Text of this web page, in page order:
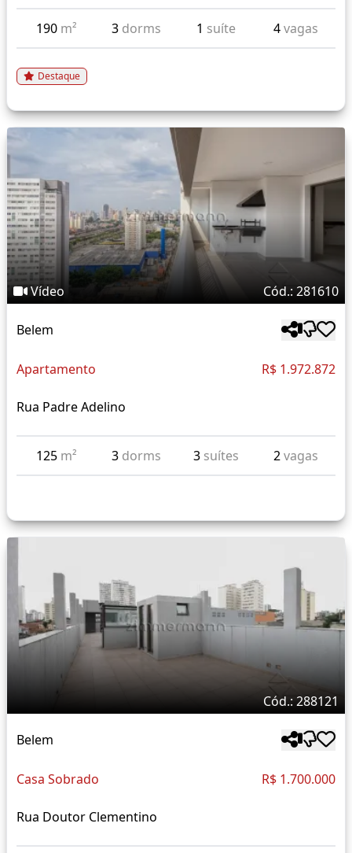
190 m² 3 dorms 1 suíte 4vagas
Destaque
Vídeo Cód.: 281610
Belem
Apartamento R$ 1.972.872
Rua Padre Adelino
125 m² 3 dorms 3 suítes 2vagas
Cód.: 288121
Belem
Casa Sobrado R$ 1.700.000
Rua Doutor Clementino